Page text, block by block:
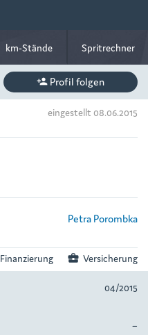
km-Stände Spritrechner
person_add Profil folgen
eingestellt 08.06.2015
Petra Porombka
business_center Versicherung
Finanzierung
04/2015
–